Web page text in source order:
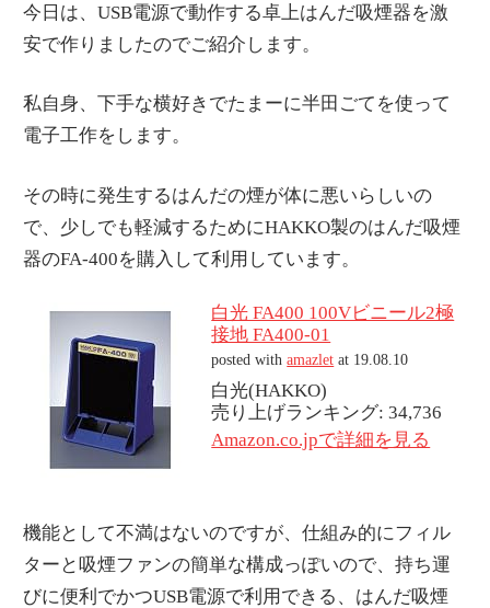
今日は、USB電源で動作する卓上はんだ吸煙器を激
安で作りましたのでご紹介します。
私自身、下手な横好きでたまーに半田ごてを使って
電子工作をします。
その時に発生するはんだの煙が体に悪いらしいの
で、少しでも軽減するためにHAKKO製のはんだ吸煙
器のFA-400を購入して利用しています。
白光 FA400 100Vビニール2極
接地 FA400-01
posted withamazlet at 19.08.10
白光(HAKKO)
売り上げランキング: 34,736
Amazon.co.jpで詳細を見る
機能として不満はないのですが、仕組み的にフィル
ターと吸煙ファンの簡単な構成っぽいので、持ち運
びに便利でかつUSB電源で利用できる、はんだ吸煙